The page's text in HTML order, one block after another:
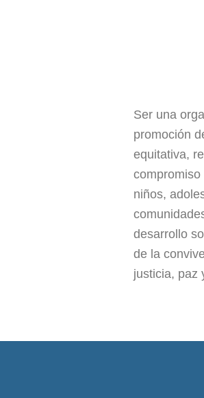
Ser una
promoción
equitativa,
niños,
desarrollo
de la
justicia, paz